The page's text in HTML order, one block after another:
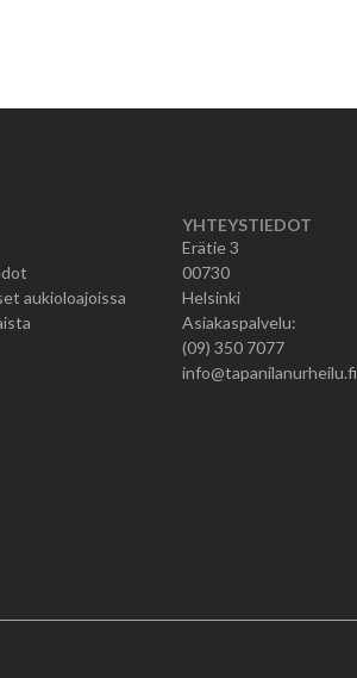
aukioloajoissa
YHTEYSTIEDOT
Erätie 3
00730
Helsinki
Asiakaspalvelu:
(09) 350 7077
info@tapanilanurheilu.fi